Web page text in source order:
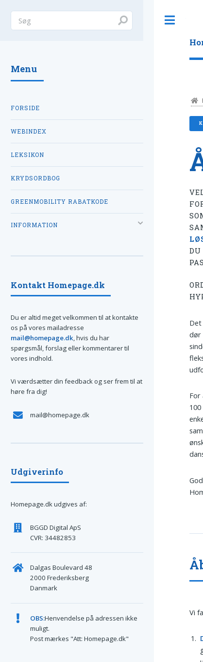
dør
For
Vi
Menu
FORSIDE
WEBINDEX
LEKSIKON
KRYDSORDBOG
GREENMOBILITY RABATKODE
INFORMATION
Kontakt Homepage.dk
Du er altid meget velkommen til at kontakte
os på vores mailadresse
mail@homepage.dk, hvis du har
spørgsmål, forslag eller kommentarer til
vores indhold.
Vi værdsætter din feedback og ser frem til at
høre fra dig!
mail@homepage.dk
Udgiverinfo
Homepage.dk udgives af:
BGGD Digital ApS
CVR: 34482853
Dalgas Boulevard 48
2000 Frederiksberg
Danmark
OBS:Henvendelse på adressen ikke
muligt.
Post mærkes "Att: Homepage.dk"